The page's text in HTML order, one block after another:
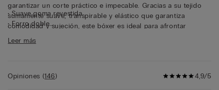
garantizar un corte práctico e impecable. Gracias a su tejido
sumamente suave, transpirable y elástico que garantiza
comodidad y sujeción, este bóxer es ideal para afrontar
cualquier momento del día. La estructura lisa y cuidada hacen
de este bóxer una prenda muy resistente, pensada para
• Suave goma revestida
• Forro doble
• Se ajusta suavemente al cuerpo
Leer más
4,9/5
Opiniones (146)